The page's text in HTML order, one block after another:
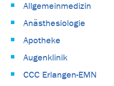
Allgemeinmedizin
Anästhesiologie
Apotheke
Augenklinik
CCC Erlangen-EMN